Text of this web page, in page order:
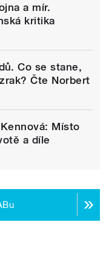
a mír.
kritika
Co se stane,
Čte Norbert
Místo
a díle